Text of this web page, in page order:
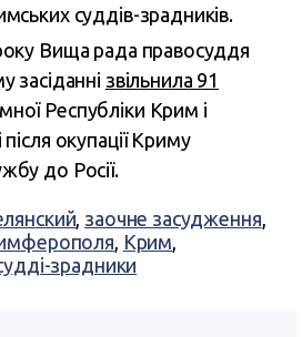
суддів-зрадників.
Вища рада правосуддя
засіданні звільнила 91
Республіки Крим і
окупації Криму
до Росії.
, заочне засудження,
, Крим,
зрадники